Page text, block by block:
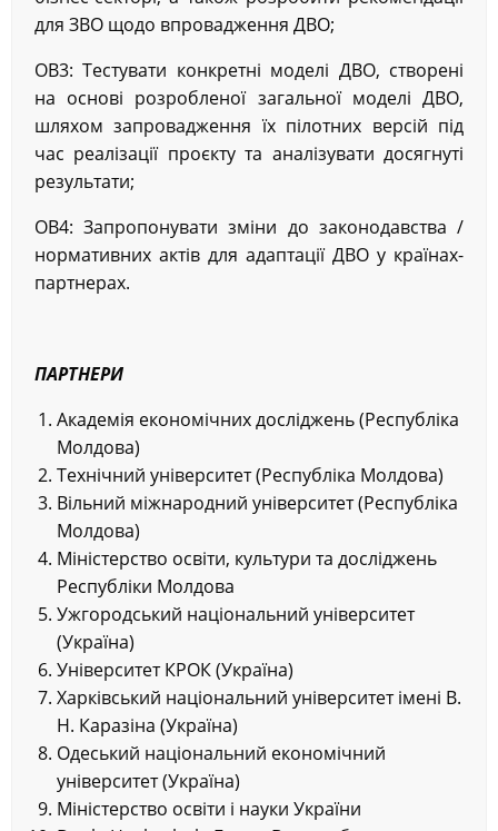
для ЗВО щодо впровадження ДВО;
OB3: Тестувати конкретні моделі ДВО, створені
на основі розробленої загальної моделі ДВО,
шляхом запровадження їх пілотних версій під
час реалізації проєкту та аналізувати досягнуті
результати;
OB4: Запропонувати зміни до законодавства /
нормативних актів для адаптації ДВО у країнах-
партнерах.
ПАРТНЕРИ
Академія економічних досліджень (Республіка
Молдова)
Технічний університет (Республіка Молдова)
Вільний міжнародний університет (Республіка
Молдова)
Міністерство освіти, культури та досліджень
Республіки Молдова
Ужгородський національний університет
(Україна)
Університет КРОК (Україна)
Харківський національний університет імені В.
Н. Каразіна (Україна)
Одеський національний економічний
університет (Україна)
Міністерство освіти і науки України